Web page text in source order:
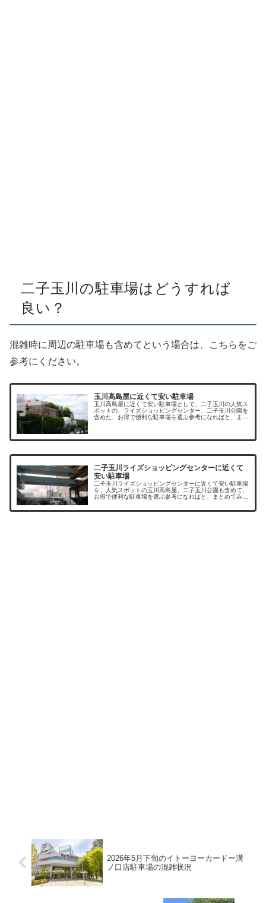
二子玉川の駐車場はどうすれば
良い？
混雑時に周辺の駐車場も含めてという場合は、こちらをご
参考にください。
玉川高島屋に近くて安い駐車場
玉川高島屋に近くて安い駐車場として、二子玉川の人気ス
ポットの、ライズショッピングセンター、二子玉川公園を
含めた、お得で便利な駐車場を選ぶ参考になればと、まと
二子玉川ライズショッピングセンターに近くて
安い駐車場
二子玉川ライズショッピングセンターに近くて安い駐車場
を、人気スポットの玉川高島屋、二子玉川公園も含めて、
お得で便利な駐車場を選ぶ参考になればと、まとめてみま
は駐車料金も割り増しとなっていた...
2026年5月下旬のイトーヨーカードー溝
ノ口店駐車場の混雑状況